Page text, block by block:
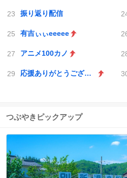
振り返り配信
有吉ぃぃeeeee
アニメ100カノ
応援ありがとうございました!
つぶやきピックアップ